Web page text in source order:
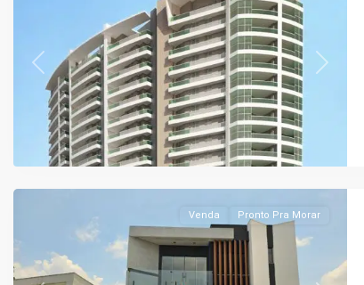
Previous Next
Ponta
Negra,
Manaus
Venda Pronto Pra Morar